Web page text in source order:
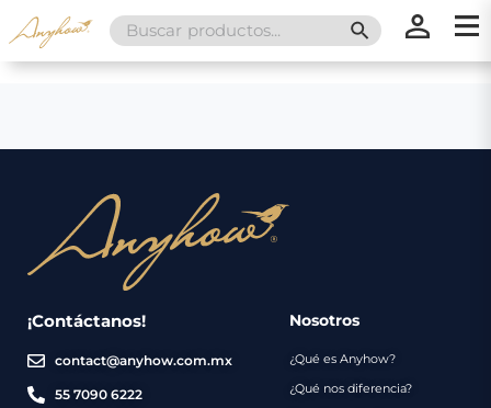
Search
for:
SEARCH
¡Contáctanos!
contact@anyhow.com.mx
55 7090 6222
Nosotros
¿Qué es Anyhow?
¿Qué nos diferencia?
Nosotros
Servicios
Envíos
Catálogo
Regalos
Contacto